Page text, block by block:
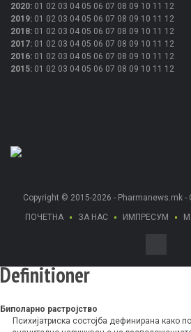
2020: 01 02 03 04 05 06 07 08 09 10 11 12
2019: 01 02 03 04 05 06 07 08 09 10 11 12
2018: 01 02 03 04 05 06 07 08 09 10 11 12
2017: 01 02 03 04 05 06 07 08 09 10 11 12
2016: 01 02 03 04 05 06 07 08 09 10 11 12
2015: 01 02 03 04 05 06 07 08 09 10 11 12
Copyright © 2015-2026 - Pharmanews.mk -
ПОЧЕТНА
ЗА НАС ИМПРЕСУМ
Definitioner
Биполарно растројство
Психијатриска состојба дефинирана како